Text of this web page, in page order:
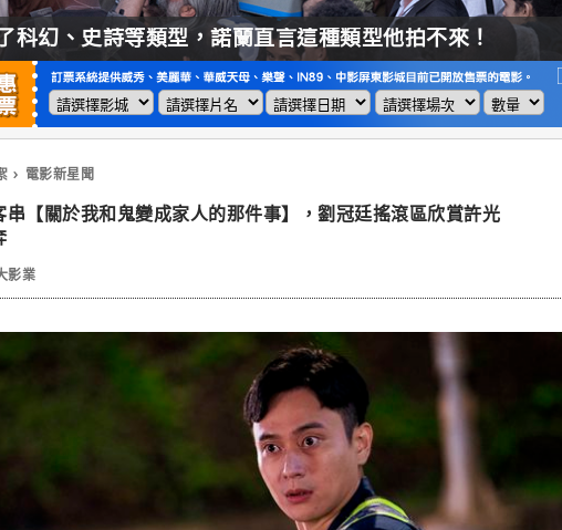
科幻、史詩等類型，諾蘭直言這種類型他拍不來！
電影新星聞
串【關於我和鬼變成家人的那件事】，劉冠廷搖滾區欣賞許光
影業